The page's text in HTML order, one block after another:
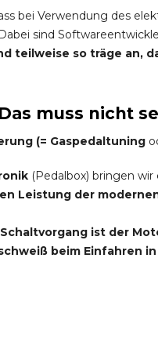
bei Verwendung des
sind
teilweise so träge an,
muss nicht
(= Gaspedaltuning
(Pedalbox) bringen
Leistung der
ist der
beim Einfahren